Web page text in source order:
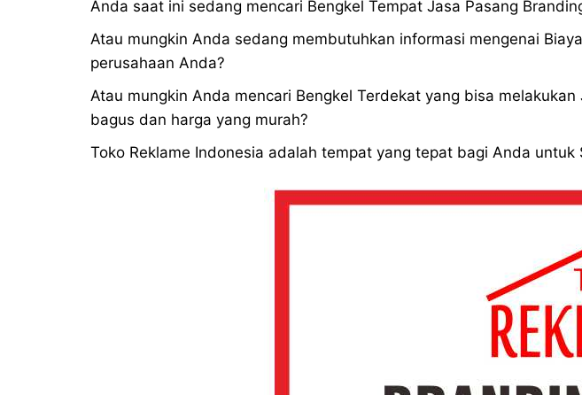
Anda saat ini sedang mencari Bengkel Tempat Jasa Pasang
Atau mungkin Anda sedang membutuhkan informasi mengenai
perusahaan Anda?
Atau mungkin Anda mencari Bengkel Terdekat yang bisa
bagus dan harga yang murah?
Toko Reklame Indonesia adalah tempat yang tepat bagi Anda